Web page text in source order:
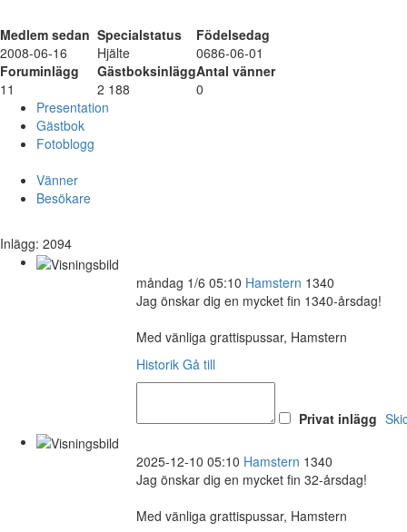
Medlem sedan Specialstatus
Födelsedag
2008-06-16
Hjälte
0686-06-01
Foruminlägg
GästboksinläggAntal vänner
11
2 188
0
Presentation
Gästbok
Fotoblogg
Vänner
Besökare
Inlägg: 2094
måndag 1/6 05:10 Hamstern 1340
Jag önskar dig en mycket fin 1340-årsdag!
Med vänliga grattispussar, Hamstern
Historik Gå till
Privat inlägg
2025-12-10 05:10 Hamstern 1340
Jag önskar dig en mycket fin 32-årsdag!
Med vänliga grattispussar, Hamstern